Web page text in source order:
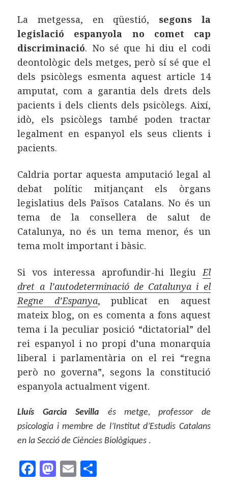
La metgessa, en qüestió, segons la
legislació espanyola no comet cap
discriminació. No sé que hi diu el codi
deontològic dels metges, però sí sé que el
dels psicòlegs esmenta aquest article 14
amputat, com a garantia dels drets dels
pacients i dels clients dels psicòlegs. Així,
idò, els psicòlegs també poden tractar
legalment en espanyol els seus clients i
pacients.
Caldria portar aquesta amputació legal al
debat polític mitjançant els òrgans
legislatius dels Països Catalans. No és un
tema de la consellera de salut de
Catalunya, no és un tema menor, és un
tema molt important i bàsic.
Si vos interessa aprofundir-hi llegiuEl
dret a l’autodeterminació de Catalunya i el
Regne d’Espanya, publicat en aquest
mateix blog, on es comenta a fons aquest
tema i la peculiar posició “dictatorial” del
rei espanyol i no propi d’una monarquia
liberal i parlamentària on el rei “regna
però no governa”, segons la constitució
espanyola actualment vigent.
Lluís Garcia Sevilla és metge, professor de
psicologia i membre de l’Institut d’Estudis Catalans
en la Secció de Ciències Biològiques .
F M E